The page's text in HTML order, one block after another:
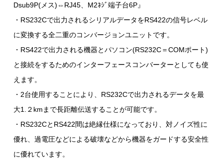
Dsub9P(メス)⇔RJ45、M2ﾈｼﾞ端子台6P』
・RS232Cで出力されるシリアルデータをRS422の信号レベル
に変換する全二重のコンバージョンユニットです。
・RS422で出力される機器とパソコン(RS232C＝COMポート)
と接続をするためのインターフェースコンバーターとしても使
えます。
・2台使用することにより、RS232Cで出力されるデータを最
大1.２kmまで長距離伝送することが可能です。
・RS232CとRS422間は絶縁仕様になっており、対ノイズ性に
優れ、過電圧などによる破壊などから機器をガードする安全性
に優れています。